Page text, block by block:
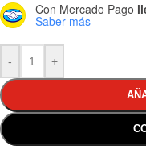
Con Mercado Pago
Saber más
- +